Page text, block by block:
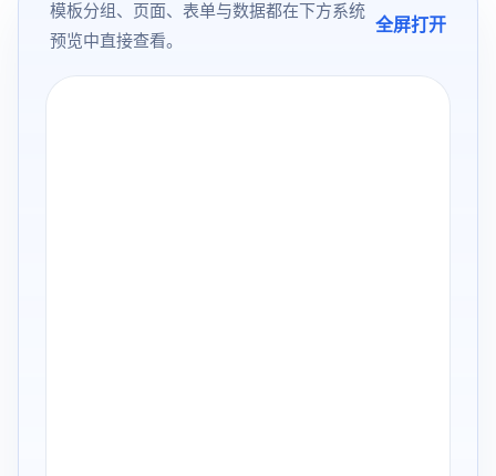
模板分组、页面、表单与数据都在下方系统
预览中直接查看。
全屏打开